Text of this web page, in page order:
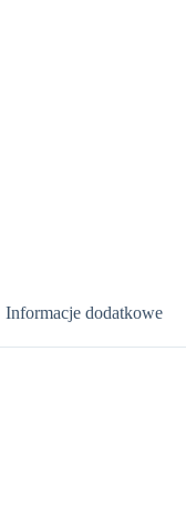
Informacje dodatkowe